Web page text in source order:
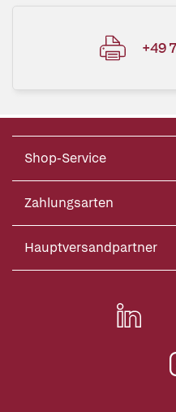
+49
Shop-Service
Zahlungsarten
Hauptversandpartner